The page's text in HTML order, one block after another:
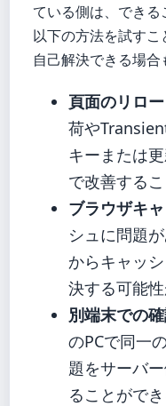
ている側は、できる
以下の方法を試すこ
自己解決できる場合
頁面のリロ
荷や
キーまたは
で改善する
ブラウザキ
シュに問題
からキャッ
決する可能
別端末での
のPCで同一
題をサーバ
ることがで